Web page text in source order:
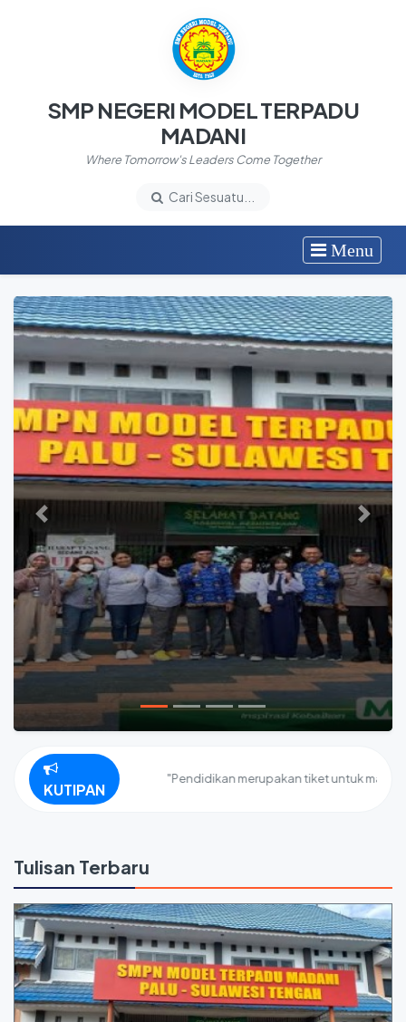
SMP NEGERI MODEL TERPADU
MADANI
Where Tomorrow's Leaders Come Together
Cari Sesuatu...
Menu
Previous Next
KUTIPAN
"Pendidikan merupakan tiket untuk masa
Tulisan Terbaru